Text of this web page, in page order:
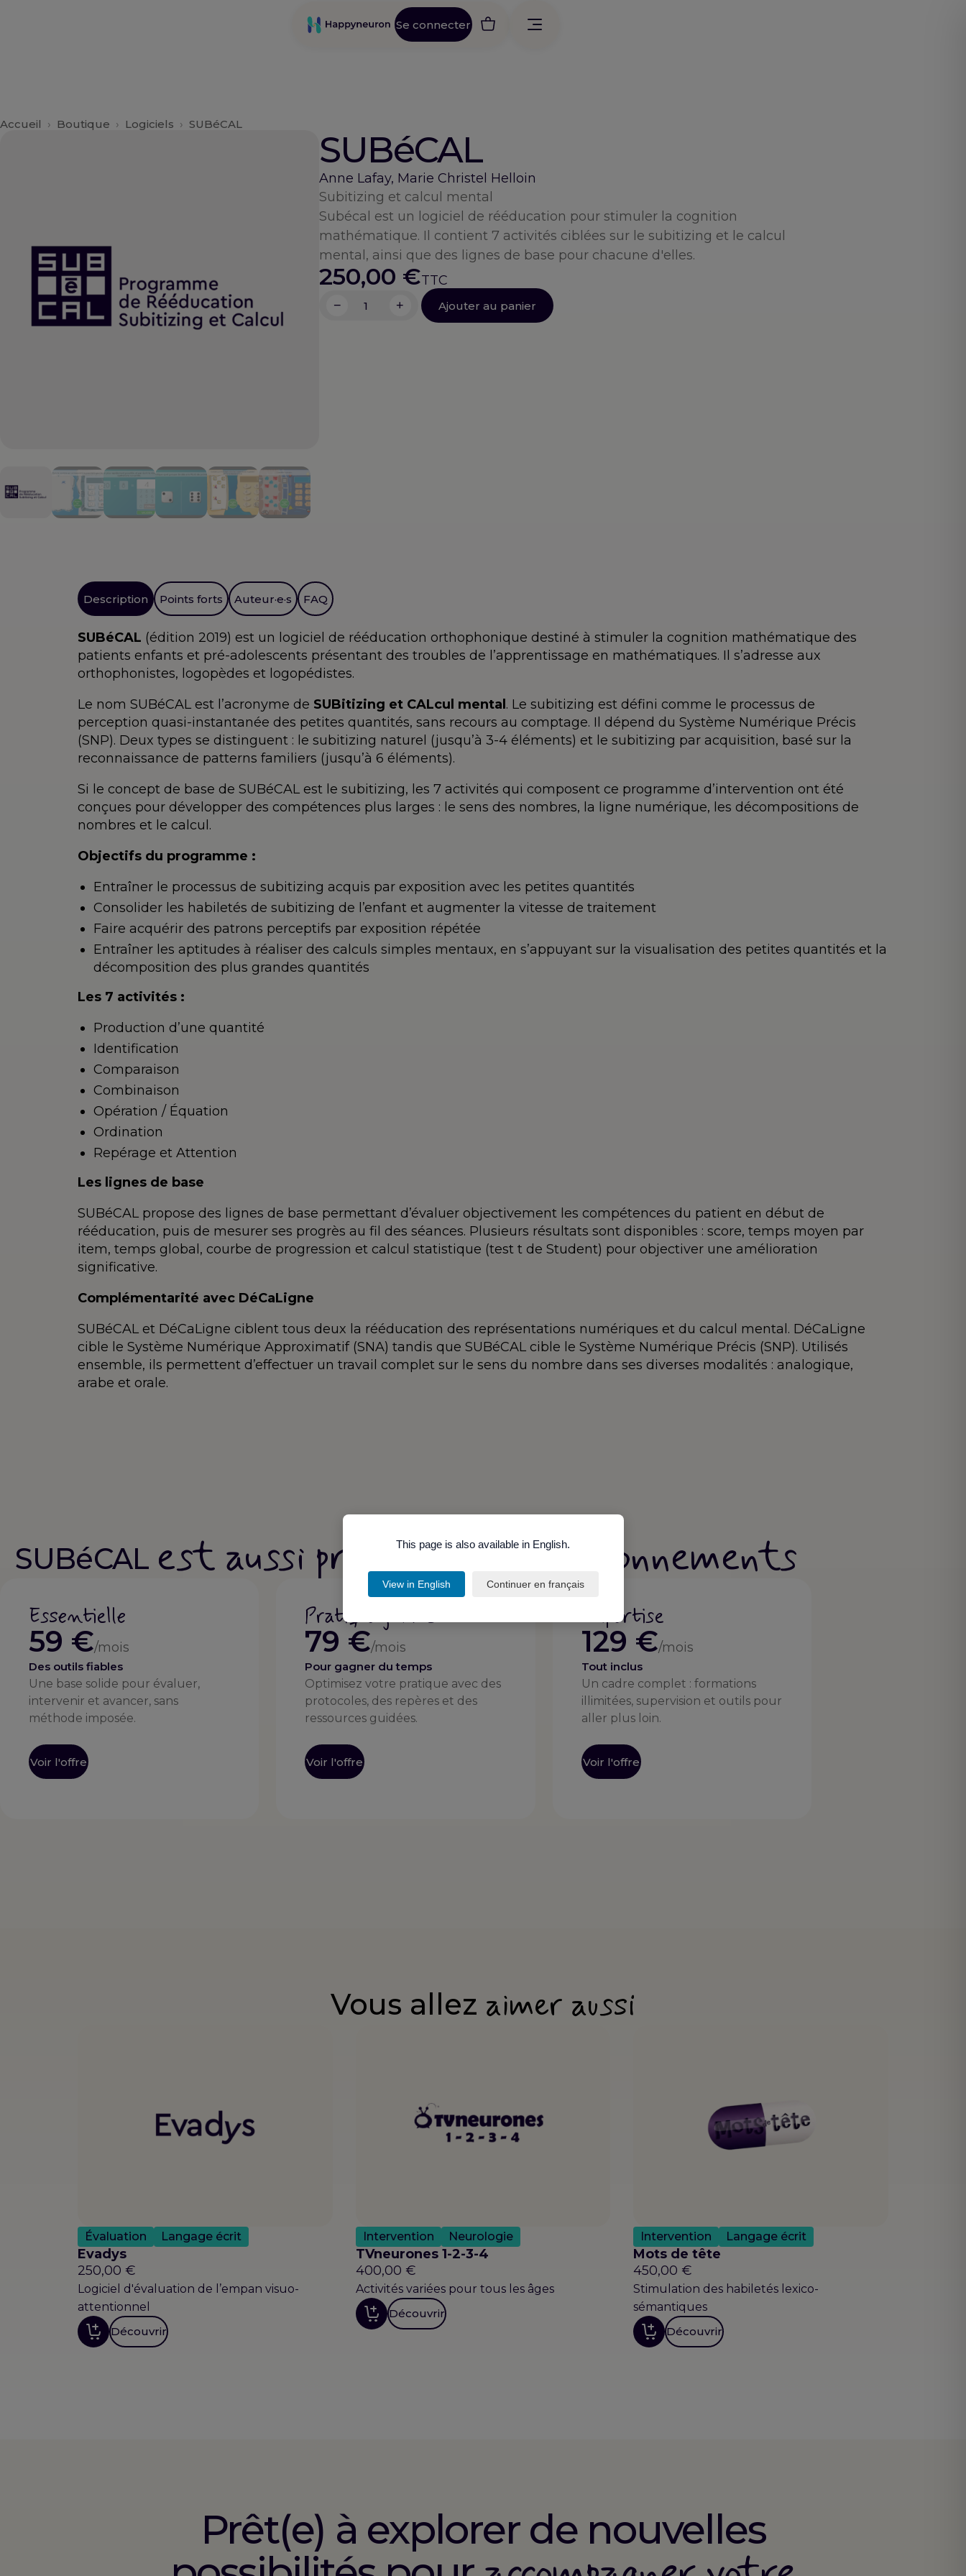
Se connecter
Accueil › Boutique › Logiciels › SUBéCAL
SUBéCAL
Anne Lafay, Marie Christel Helloin
Subitizing et calcul mental
Subécal est un logiciel de rééducation pour stimuler la cognition
mathématique. Il contient 7 activités ciblées sur le subitizing et le calcul
mental, ainsi que des lignes de base pour chacune d'elles.
250,00 €
quantité
− + Ajouter au panier
Description Points forts Auteur·e·s FAQ
SUBéCAL (édition 2019) est un logiciel de rééducation orthophonique destiné à stimuler la cognition mathématique des
patients enfants et pré-adolescents présentant des troubles de l’apprentissage en mathématiques. Il s’adresse aux
orthophonistes, logopèdes et logopédistes.
Le nom SUBéCAL est l’acronyme de SUBitizing et CALcul mental . Le subitizing est défini comme le processus de
perception quasi-instantanée des petites quantités, sans recours au comptage. Il dépend du Système Numérique Précis
(SNP). Deux types se distinguent : le subitizing naturel (jusqu’à 3-4 éléments) et le subitizing par acquisition, basé sur la
reconnaissance de patterns familiers (jusqu’à 6 éléments).
Si le concept de base de SUBéCAL est le subitizing, les 7 activités qui composent ce programme d’intervention ont été
conçues pour développer des compétences plus larges : le sens des nombres, la ligne numérique, les décompositions de
nombres et le calcul.
Objectifs du programme :
Entraîner le processus de subitizing acquis par exposition avec les petites quantités
Consolider les habiletés de subitizing de l’enfant et augmenter la vitesse de traitement
Faire acquérir des patrons perceptifs par exposition répétée
Entraîner les aptitudes à réaliser des calculs simples mentaux, en s’appuyant sur la visualisation des petites quantités et la
décomposition des plus grandes quantités
Les 7 activités :
Production d’une quantité
Identification
Comparaison
Combinaison
Opération / Équation
Ordination
Repérage et Attention
Les lignes de base
SUBéCAL propose des lignes de base permettant d’évaluer objectivement les compétences du patient en début de
rééducation, puis de mesurer ses progrès au fil des séances. Plusieurs résultats sont disponibles : score, temps moyen par
item, temps global, courbe de progression et calcul statistique (test t de Student) pour objectiver une amélioration
significative.
Complémentarité avec DéCaLigne
SUBéCAL et DéCaLigne ciblent tous deux la rééducation des représentations numériques et du calcul mental. DéCaLigne
cible le Système Numérique Approximatif (SNA) tandis que SUBéCAL cible le Système Numérique Précis (SNP). Utilisés
ensemble, ils permettent d’effectuer un travail complet sur le sens du nombre dans ses diverses modalités : analogique,
arabe et orale.
SUBéCAL est aussi proposé dans nos abonnements
Essentielle
59 €/mois
Des outils fiables
Une base solide pour évaluer,
intervenir et avancer, sans
méthode imposée.
Voir l'offre
Pratique guidée
79 €/mois
Pour gagner du temps
Optimisez votre pratique avec des
protocoles, des repères et des
ressources guidées.
Voir l'offre
Expertise
129 €/mois
Tout inclus
Un cadre complet : formations
illimitées, supervision et outils pour
aller plus loin.
Voir l'offre
Vous allez aimer aussi
Évaluation Langage écrit
Evadys
250,00 €
Logiciel d'évaluation de l’empan visuo-
attentionnel
Découvrir
Intervention Neurologie
TVneurones 1-2-3-4
400,00 €
Activités variées pour tous les âges
Découvrir
Intervention Langage écrit
Mots de tête
450,00 €
Stimulation des habiletés lexico-
sémantiques
Découvrir
Prêt(e) à explorer de nouvelles
This page is also available in English.
View in English Continuer en français